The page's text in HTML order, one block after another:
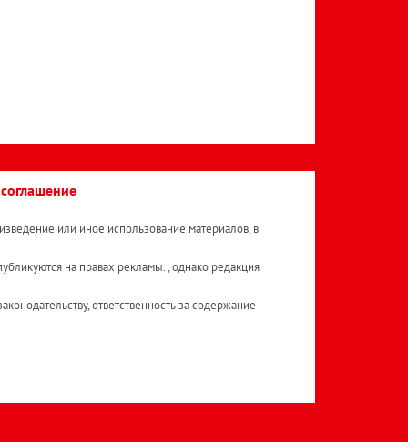
или иное использование материалов, в
на правах рекламы. , однако редакция
ответственность за содержание